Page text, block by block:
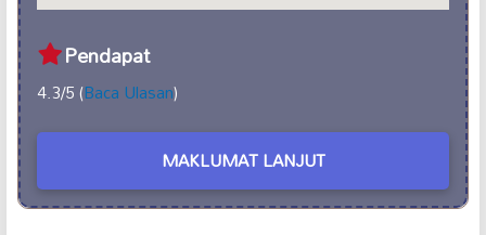
Pendapat
4.3/5 (Baca Ulasan)
MAKLUMAT LANJUT